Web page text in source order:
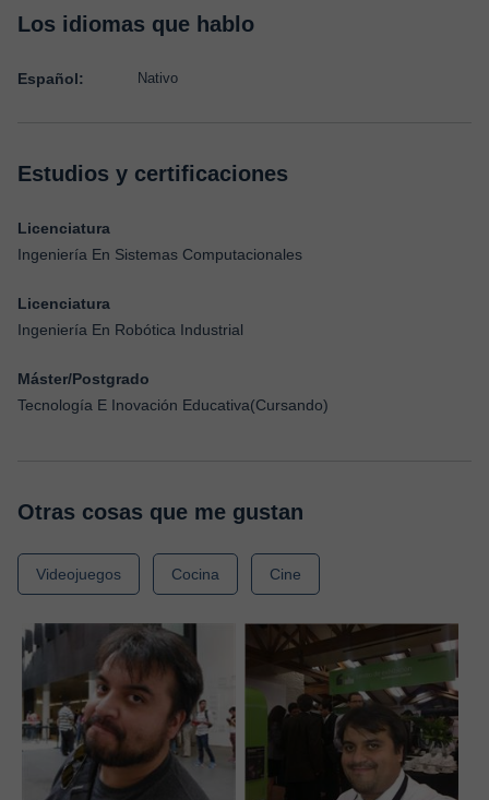
Los idiomas que hablo
Español: Nativo
Estudios y certificaciones
Licenciatura
Ingeniería En Sistemas Computacionales
Licenciatura
Ingeniería En Robótica Industrial
Máster/Postgrado
Tecnología E Inovación Educativa(Cursando)
Otras cosas que me gustan
Videojuegos Cocina Cine